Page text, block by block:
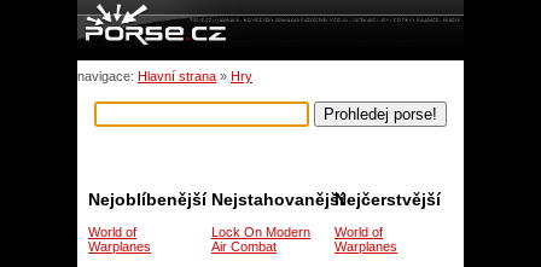
navigace: Hlavní strana » Hry
Nejčerstvější
World of
Warplanes
Nejstahovanější
Lock On Modern
Air Combat
Nejoblíbenější
World of
Warplanes